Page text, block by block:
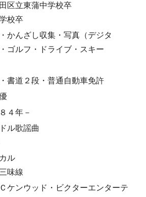
立東蒲中学校卒
卒
かんざし収集・写真（デジタ
ゴルフ・ドライブ・スキー
書道２段・普通自動車免許
４年－
ル歌謡曲
ル
線
ケンウッド・ビクターエンターテ